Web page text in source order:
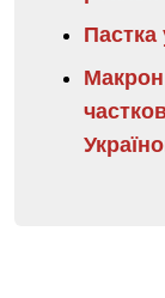
Пастка